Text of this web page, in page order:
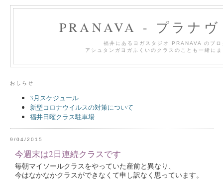
PRANAVA - プラナ
福井にあるヨガスタジオ PRANAVA のブロ
アシュタンガヨガふくいのクラスのことも一緒に
おしらせ
3月スケジュール
新型コロナウイルスの対策について
福井日曜クラス駐車場
9/04/2015
今週末は2日連続クラスです
毎朝マイソールクラスをやっていた産前と異なり、
今はなかなかクラスができなくて申し訳なく思っています。